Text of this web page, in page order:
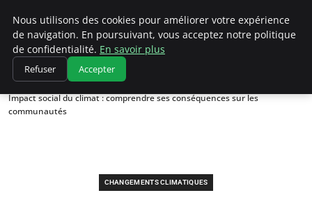
Climatedebtagents
Accueil
Changements climatiques
Impact social du climat : comprendre ses conséquences sur les
communautés
CHANGEMENTS CLIMATIQUES
Nous utilisons des cookies pour améliorer votre expérience
de navigation. En poursuivant, vous acceptez notre politique
de confidentialité. En savoir plus
Refuser Accepter